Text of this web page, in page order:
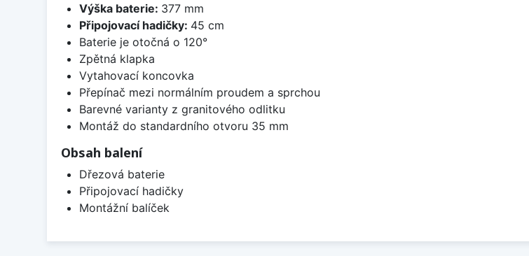
Výška baterie: 377 mm
Připojovací hadičky: 45 cm
Baterie je otočná o 120°
Zpětná klapka
Vytahovací koncovka
Přepínač mezi normálním proudem a sprchou
Barevné varianty z granitového odlitku
Montáž do standardního otvoru 35 mm
Obsah balení
Dřezová baterie
Připojovací hadičky
Montážní balíček